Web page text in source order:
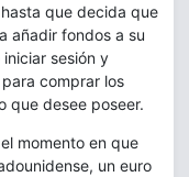
que decida que
añadir fondos a su
sesión y
comprar los
que desee poseer.
momento en que
un euro